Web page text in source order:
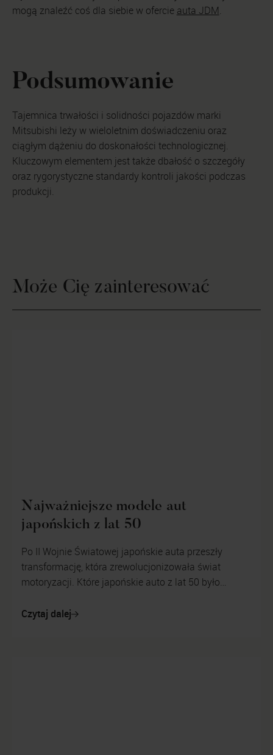
mogą znaleźć coś dla siebie w ofercie auta JDM.
Podsumowanie
Tajemnica trwałości i solidności pojazdów marki
Mitsubishi leży w wieloletnim doświadczeniu oraz
ciągłym dążeniu do doskonałości technologicznej.
Kluczowym elementem jest także dbałość o szczegóły
oraz rygorystyczne standardy kontroli jakości podczas
produkcji.
Może Cię zainteresować
Najważniejsze modele aut
japońskich z lat 50
Po II Wojnie Światowej japońskie auta przeszły
transformację, która zrewolucjonizowała świat
motoryzacji. Które japońskie auto z lat 50 było
Czytaj dalej